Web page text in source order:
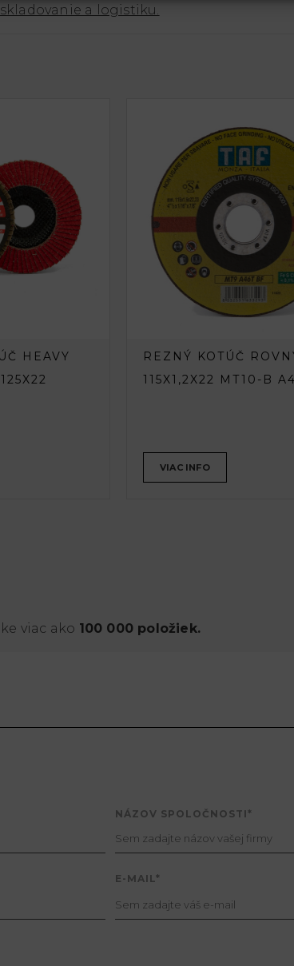
a logistiku.
HEAVY
REZNÝ KOTÚČ
115X1,2X22 MT10-B
VIAC INFO
viac ako 100 000 položiek.
NÁZOV SPOLOČNOSTI*
E-MAIL*